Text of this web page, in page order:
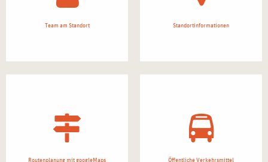
Team am Standort Standortinformationen
Öffentliche Verkehrsmittel